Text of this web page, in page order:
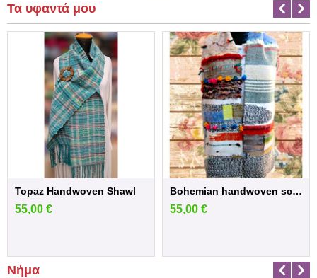
Τα υφαντά μου
Topaz Handwoven Shawl
55,00 €
Bohemian handwoven scarf
55,00 €
Νήμα